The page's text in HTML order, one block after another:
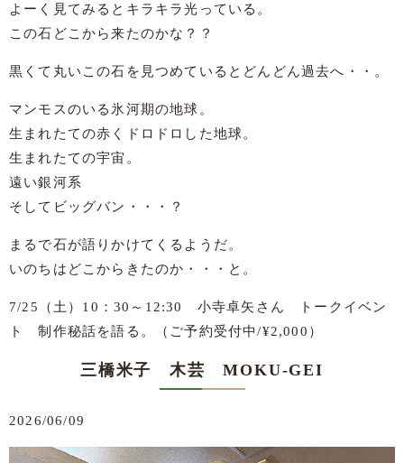
よーく見てみるとキラキラ光っている。
この石どこから来たのかな？？
黒くて丸いこの石を見つめているとどんどん過去へ・・。
マンモスのいる氷河期の地球。
生まれたての赤くドロドロした地球。
生まれたての宇宙。
遠い銀河系
そしてビッグバン・・・？
まるで石が語りかけてくるようだ。
いのちはどこからきたのか・・・と。
7/25（土）10：30～12:30 小寺卓矢さん トークイベン
ト 制作秘話を語る。（ご予約受付中/¥2,000）
三橋米子 木芸 MOKU‐GEI
2026/06/09